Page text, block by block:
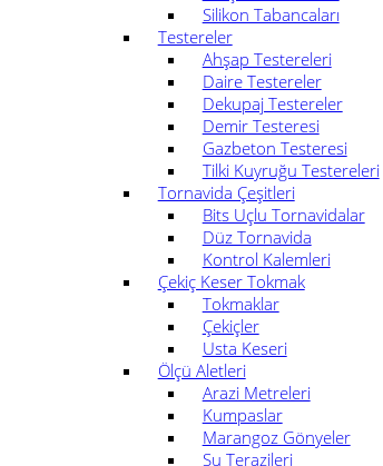
Silikon Tabancaları
Testereler
Ahşap Testereleri
Daire Testereler
Dekupaj Testereler
Demir Testeresi
Gazbeton Testeresi
Tilki Kuyruğu Testereleri
Tornavida Çeşitleri
Bits Uçlu Tornavidalar
Düz Tornavida
Kontrol Kalemleri
Çekiç Keser Tokmak
Tokmaklar
Çekiçler
Usta Keseri
Ölçü Aletleri
Arazi Metreleri
Kumpaslar
Marangoz Gönyeler
Su Terazileri